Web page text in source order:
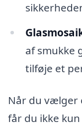
af smukke
tilføje et
Når du vælger
får du ikke